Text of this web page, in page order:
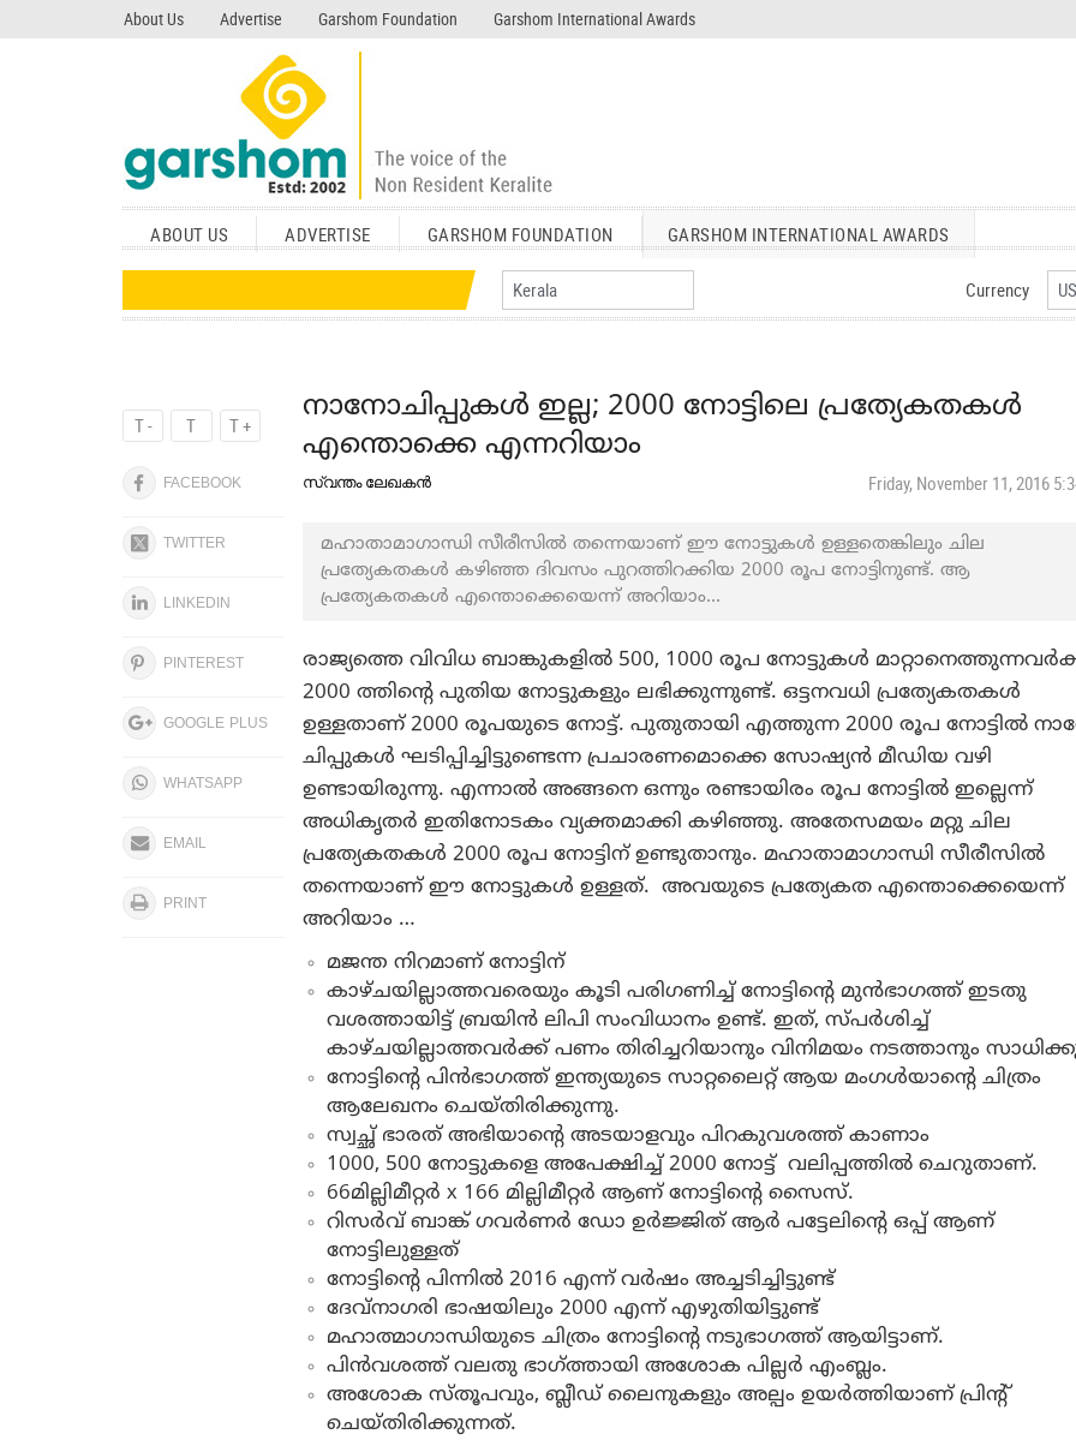
About Us Advertise Garshom Foundation Garshom International Awards
garshom.com
ABOUT US ADVERTISE GARSHOM FOUNDATION GARSHOM INTERNATIONAL AWARDS
Currency
T - T T +
FACEBOOK
TWITTER
LINKEDIN
PINTEREST
GOOGLE PLUS
WHATSAPP
EMAIL
PRINT
നാനോചിപ്പുകള്‍ ഇല്ല; 2000 നോട്ടിലെ പ്രത്യേകതകൾ
എന്തൊക്കെ എന്നറിയാം
സ്വന്തം ലേഖകൻ Friday, November 11, 2016
മഹാതാമാഗാന്ധി സീരീസില്‍ തന്നെയാണ് ഈ നോട്ടുകള്‍ ഉള്ളതെങ്കിലും ചില
പ്രത്യേകതകൾ കഴിഞ്ഞ ദിവസം പുറത്തിറക്കിയ 2000 രൂപ നോട്ടിനുണ്ട്. ആ
പ്രത്യേകതകൾ എന്തൊക്കെയെന്ന് അറിയാം...
രാജ്യത്തെ വിവിധ ബാങ്കുകളിൽ 500, 1000 രൂപ നോട്ടുകള്‍
2000 ത്തിന്റെ പുതിയ നോട്ടുകളും ലഭിക്കുന്നുണ്ട്. ഒട്ടനവധി പ്രത്യേകതകൾ
ഉള്ളതാണ് 2000 രൂപയുടെ നോട്ട്. പുതുതായി എത്തുന്ന 2000 രൂപ നോട്ടില്‍
ചിപ്പുകള്‍ ഘടിപ്പിച്ചിട്ടുണ്ടെന്ന പ്രചാരണമൊക്കെ സോഷ്യൻ മീഡിയ വഴി
ഉണ്ടായിരുന്നു. എന്നാൽ അങ്ങനെ ഒന്നും രണ്ടായിരം രൂപ നോട്ടിൽ ഇല്ലെന്ന്
അധികൃതർ ഇതിനോടകം വ്യക്തമാക്കി കഴിഞ്ഞു. അതേസമയം മറ്റു ചില
പ്രത്യേകതകൾ 2000 രൂപ നോട്ടിന് ഉണ്ടുതാനും. മഹാതാമാഗാന്ധി സീരീസില്‍
തന്നെയാണ് ഈ നോട്ടുകള്‍ ഉള്ളത്. അവയുടെ പ്രത്യേകത എന്തൊക്കെയെന്ന്
അറിയാം …
മജന്ത നിറമാണ് നോട്ടിന്
കാഴ്ചയില്ലാത്തവരെയും കൂടി പരിഗണിച്ച് നോട്ടിന്റെ മുന്‍ഭാഗത്ത് ഇടതു
വശത്തായിട്ട് ബ്രയിന്‍ ലിപി സംവിധാനം ഉണ്ട്. ഇത്, സ്പര്‍ശിച്ച്‌
കാഴ്ചയില്ലാത്തവര്‍ക്ക് പണം തിരിച്ചറിയാനും വിനിമയം നടത്താനും
നോട്ടിന്റെ പിൻഭാഗത്ത് ഇന്ത്യയുടെ സാറ്റലൈറ്റ് ആയ മംഗള്‍യാന്റെ ചിത്രം
ആലേഖനം ചെയ്തിരിക്കുന്നു.
സ്വച്ഛ് ഭാരത് അഭിയാന്റെ അടയാളവും പിറകുവശത്ത് കാണാം
1000, 500 നോട്ടുകളെ അപേക്ഷിച്ച്‌ 2000 നോട്ട് വലിപ്പത്തിൽ ചെറുതാണ്.
66മില്ലിമീറ്റര്‍ x 166 മില്ലിമീറ്റര്‍ ആണ് നോട്ടിന്റെ സൈസ്.
റിസര്‍വ് ബാങ്ക് ഗവര്‍ണര്‍ ഡോ ഉര്‍ജ്ജിത് ആര്‍ പട്ടേലിന്റെ ഒപ്പ് ആണ്
നോട്ടിലുള്ളത്
നോട്ടിന്റെ പിന്നില്‍ 2016 എന്ന് വര്‍ഷം അച്ചടിച്ചിട്ടുണ്ട്
ദേവ്നാഗരി ഭാഷയിലും 2000 എന്ന് എഴുതിയിട്ടുണ്ട്
മഹാത്മാഗാന്ധിയുടെ ചിത്രം നോട്ടിന്റെ നടുഭാഗത്ത് ആയിട്ടാണ്.
പിൻവശത്ത് വലതു ഭാഗ്ത്തായി അശോക പില്ലര്‍ എംബ്ലം.
അശോക സ്തൂപവും, ബ്ലീഡ് ലൈനുകളും അല്പം ഉയര്‍ത്തിയാണ് പ്രിന്റ്
ചെയ്തിരിക്കുന്നത്.